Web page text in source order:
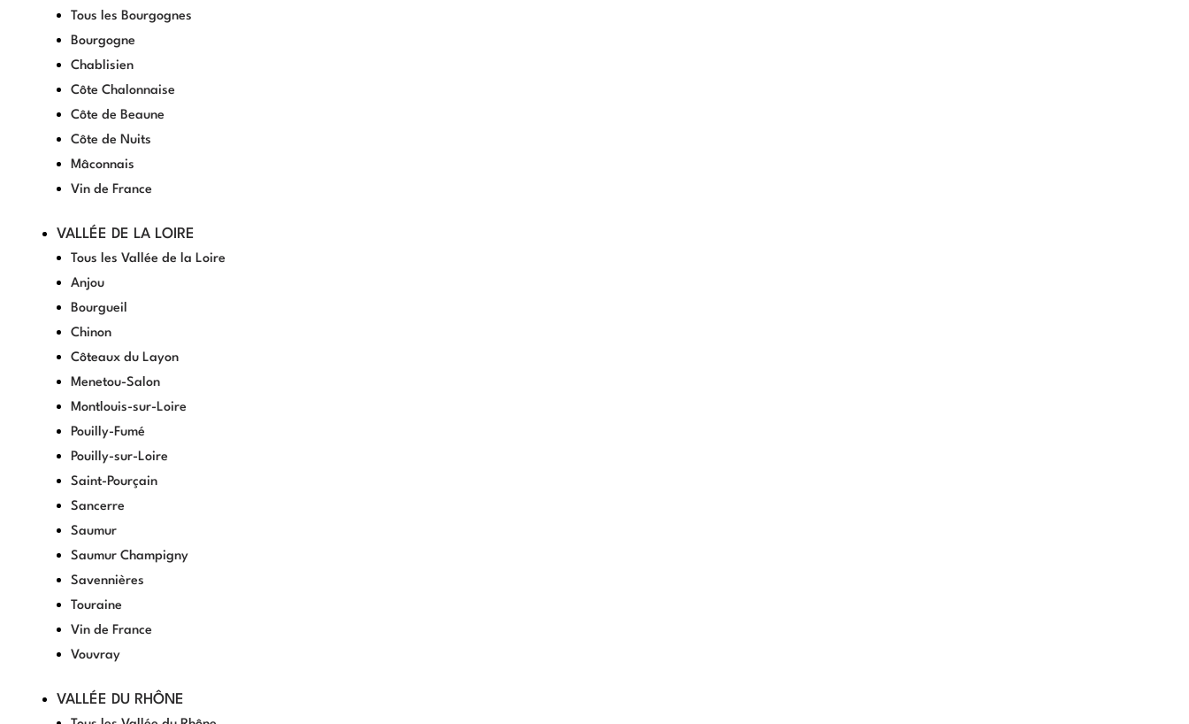
Tous les Bourgognes
Bourgogne
Chablisien
Côte Chalonnaise
Côte de Beaune
Côte de Nuits
Mâconnais
Vin de France
VALLÉE DE LA LOIRE
Tous les Vallée de la Loire
Anjou
Bourgueil
Chinon
Côteaux du Layon
Menetou-Salon
Montlouis-sur-Loire
Pouilly-Fumé
Pouilly-sur-Loire
Saint-Pourçain
Sancerre
Saumur
Saumur Champigny
Savennières
Touraine
Vin de France
Vouvray
VALLÉE DU RHÔNE